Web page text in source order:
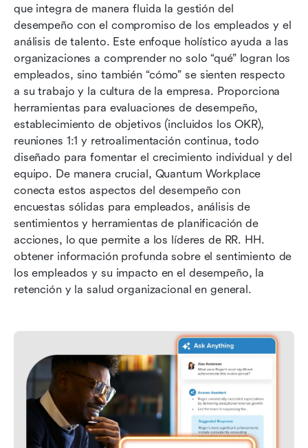
que integra de manera fluida la gestión del
desempeño con el compromiso de los empleados y el
análisis de talento. Este enfoque holístico ayuda a las
organizaciones a comprender no solo “qué” logran los
empleados, sino también “cómo” se sienten respecto
a su trabajo y la cultura de la empresa. Proporciona
herramientas para evaluaciones de desempeño,
establecimiento de objetivos (incluidos los OKR),
reuniones 1:1 y retroalimentación continua, todo
diseñado para fomentar el crecimiento individual y del
equipo. De manera crucial, Quantum Workplace
conecta estos aspectos del desempeño con
encuestas sólidas para empleados, análisis de
sentimientos y herramientas de planificación de
acciones, lo que permite a los líderes de RR. HH.
obtener información profunda sobre el sentimiento de
los empleados y su impacto en el desempeño, la
retención y la salud organizacional en general.